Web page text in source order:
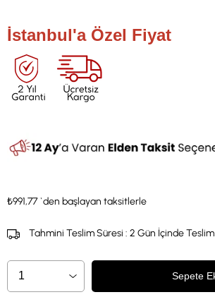
İstanbul'a Özel Fiyat
₺991,77 `den başlayan taksitlerle
Tahmini Teslim Süresi : 2 Gün İçinde Teslim